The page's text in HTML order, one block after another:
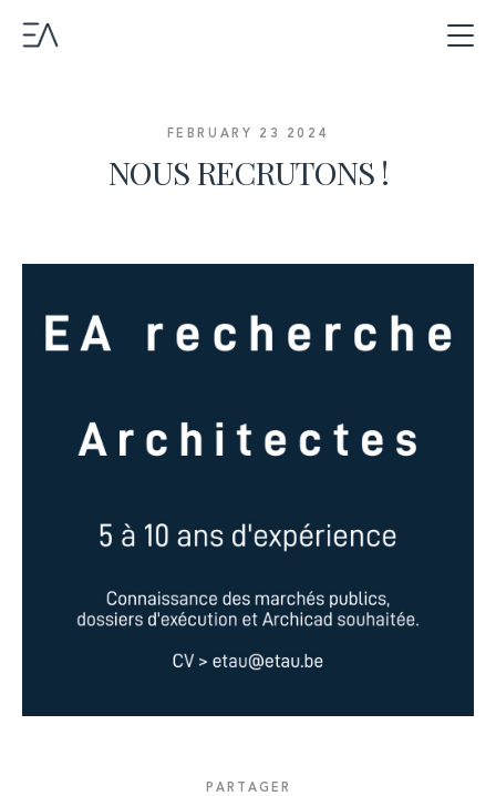
FEBRUARY 23 2024
NOUS RECRUTONS !
PARTAGER